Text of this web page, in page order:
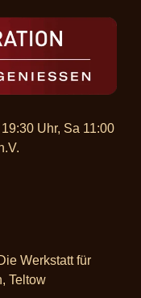
Uhr, Sa 11:00
Werkstatt für
Teltow